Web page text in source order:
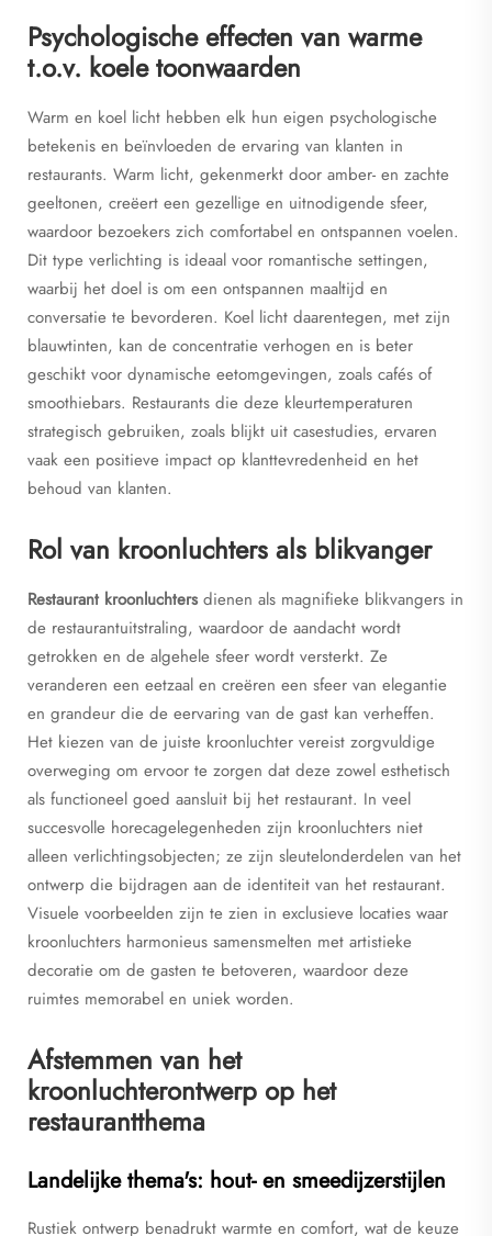
Psychologische effecten van warme
t.o.v. koele toonwaarden
Warm en koel licht hebben elk hun eigen psychologische
betekenis en beïnvloeden de ervaring van klanten in
restaurants. Warm licht, gekenmerkt door amber- en zachte
geeltonen, creëert een gezellige en uitnodigende sfeer,
waardoor bezoekers zich comfortabel en ontspannen voelen.
Dit type verlichting is ideaal voor romantische settingen,
waarbij het doel is om een ontspannen maaltijd en
conversatie te bevorderen. Koel licht daarentegen, met zijn
blauwtinten, kan de concentratie verhogen en is beter
geschikt voor dynamische eetomgevingen, zoals cafés of
smoothiebars. Restaurants die deze kleurtemperaturen
strategisch gebruiken, zoals blijkt uit casestudies, ervaren
vaak een positieve impact op klanttevredenheid en het
behoud van klanten.
Rol van kroonluchters als blikvanger
Restaurant kroonluchtersdienen als magnifieke blikvangers in
de restaurantuitstraling, waardoor de aandacht wordt
getrokken en de algehele sfeer wordt versterkt. Ze
veranderen een eetzaal en creëren een sfeer van elegantie
en grandeur die de eervaring van de gast kan verheffen.
Het kiezen van de juiste kroonluchter vereist zorgvuldige
overweging om ervoor te zorgen dat deze zowel esthetisch
als functioneel goed aansluit bij het restaurant. In veel
succesvolle horecagelegenheden zijn kroonluchters niet
alleen verlichtingsobjecten; ze zijn sleutelonderdelen van het
ontwerp die bijdragen aan de identiteit van het restaurant.
Visuele voorbeelden zijn te zien in exclusieve locaties waar
kroonluchters harmonieus samensmelten met artistieke
decoratie om de gasten te betoveren, waardoor deze
ruimtes memorabel en uniek worden.
Afstemmen van het
kroonluchterontwerp op het
restaurantthema
Landelijke thema's: hout- en smeedijzerstijlen
Rustiek ontwerp benadrukt warmte en comfort, wat de keuze